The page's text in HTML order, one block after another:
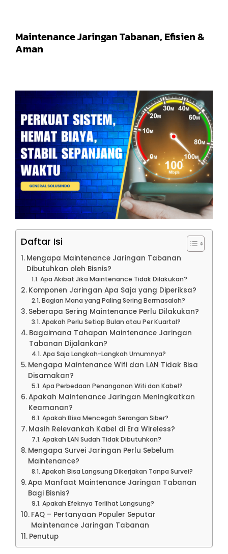
Maintenance Jaringan Tabanan, Efisien &
Aman
Daftar Isi
Mengapa Maintenance Jaringan Tabanan
Dibutuhkan oleh Bisnis?
Apa Akibat Jika Maintenance Tidak Dilakukan?
Komponen Jaringan Apa Saja yang Diperiksa?
Bagian Mana yang Paling Sering Bermasalah?
Seberapa Sering Maintenance Perlu Dilakukan?
Apakah Perlu Setiap Bulan atau Per Kuartal?
Bagaimana Tahapan Maintenance Jaringan
Tabanan Dijalankan?
Apa Saja Langkah-Langkah Umumnya?
Mengapa Maintenance Wifi dan LAN Tidak Bisa
Disamakan?
Apa Perbedaan Penanganan Wifi dan Kabel?
Apakah Maintenance Jaringan Meningkatkan
Keamanan?
Apakah Bisa Mencegah Serangan Siber?
Masih Relevankah Kabel di Era Wireless?
Apakah LAN Sudah Tidak Dibutuhkan?
Mengapa Survei Jaringan Perlu Sebelum
Maintenance?
Apakah Bisa Langsung Dikerjakan Tanpa Survei?
Apa Manfaat Maintenance Jaringan Tabanan
Bagi Bisnis?
Apakah Efeknya Terlihat Langsung?
FAQ – Pertanyaan Populer Seputar
Maintenance Jaringan Tabanan
Penutup